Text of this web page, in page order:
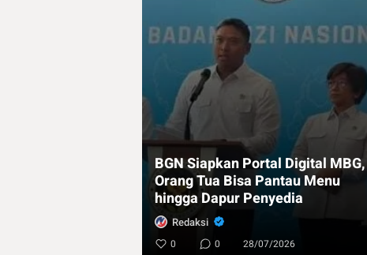
BGN Siapkan Portal Digital MBG,
Orang Tua Bisa Pantau Menu
hingga Dapur Penyedia
Redaksi
0 0 28/07/2026